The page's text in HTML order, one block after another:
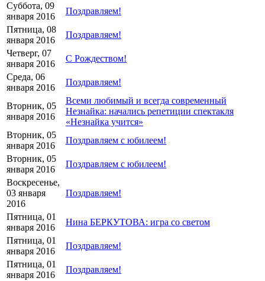
Суббота, 09
января 2016
Поздравляем!
Пятница, 08
января 2016
Поздравляем!
Четверг, 07
января 2016
С Рождеством!
Среда, 06
января 2016
Поздравляем!
Вторник, 05
января 2016
Всеми любимый и всегда современный
Незнайка: начались репетиции спектакля
«Незнайка учится»
Вторник, 05
января 2016
Поздравляем с юбилеем!
Вторник, 05
января 2016
Поздравляем с юбилеем!
Воскресенье,
03 января
2016
Поздравляем!
Пятница, 01
января 2016
Нина БЕРКУТОВА: игра со светом
Пятница, 01
января 2016
Поздравляем!
Пятница, 01
января 2016
Поздравляем!